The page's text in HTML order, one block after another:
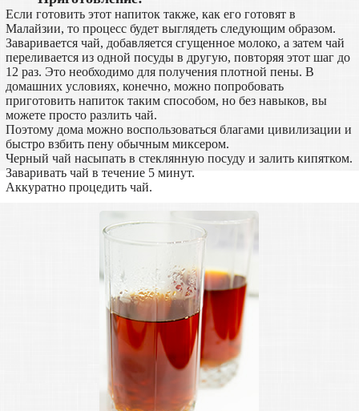
Если готовить этот напиток также, как его готовят в
Малайзии, то процесс будет выглядеть следующим образом.
Заваривается чай, добавляется сгущенное молоко, а затем чай
переливается из одной посуды в другую, повторяя этот шаг до
12 раз. Это необходимо для получения плотной пены. В
домашних условиях, конечно, можно попробовать
приготовить напиток таким способом, но без навыков, вы
можете просто разлить чай.
Поэтому дома можно воспользоваться благами цивилизации и
быстро взбить пену обычным миксером.
Черный чай насыпать в стеклянную посуду и залить кипятком.
Заваривать чай в течение 5 минут.
Аккуратно процедить чай.